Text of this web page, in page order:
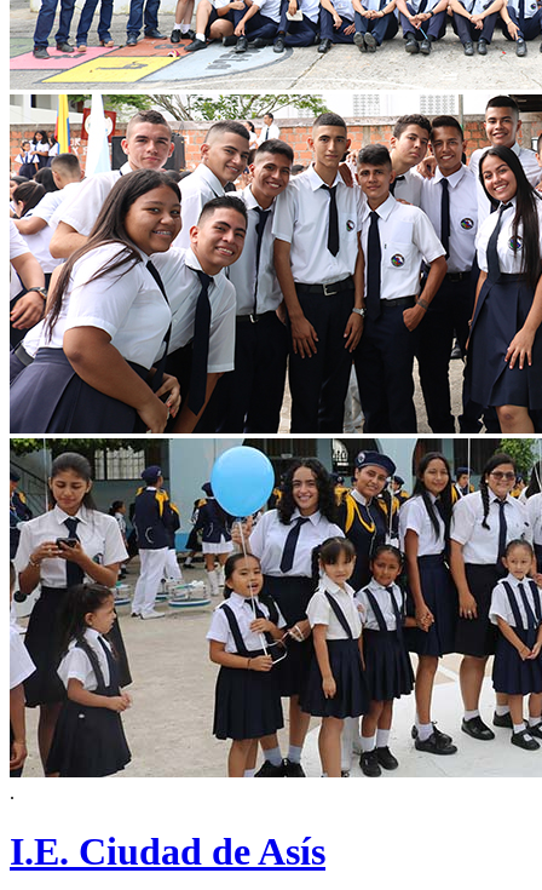
.
I.E. Ciudad de Asís